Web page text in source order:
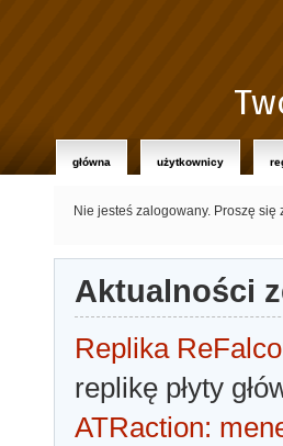
główna użytkownicy
Nie jesteś zalogowany. Proszę się
Aktualności
Replika
replikę płyty
ATRaction: